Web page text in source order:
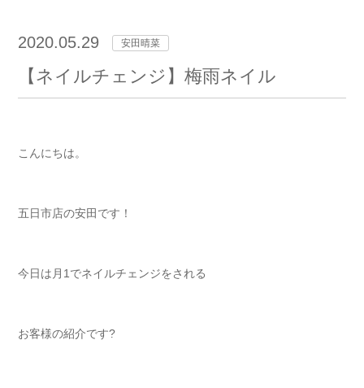
2020.05.29 安田晴菜
【ネイルチェンジ】梅雨ネイル
こんにちは。
五日市店の安田です！
今日は月1でネイルチェンジをされる
お客様の紹介です?